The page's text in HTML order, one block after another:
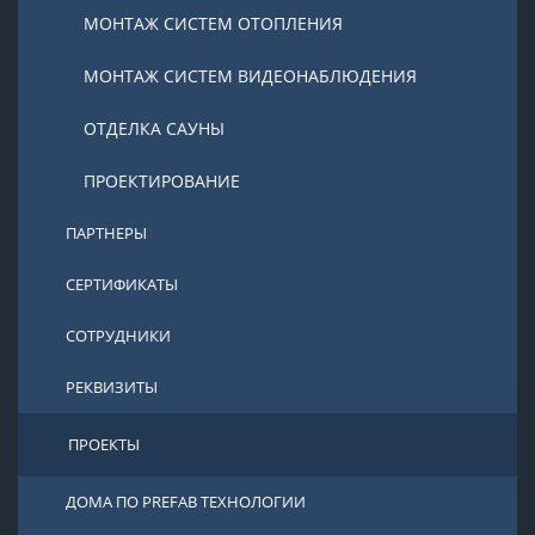
МОНТАЖ СИСТЕМ ОТОПЛЕНИЯ
МОНТАЖ СИСТЕМ ВИДЕОНАБЛЮДЕНИЯ
ОТДЕЛКА САУНЫ
ПРОЕКТИРОВАНИЕ
ПАРТНЕРЫ
СЕРТИФИКАТЫ
СОТРУДНИКИ
РЕКВИЗИТЫ
ПРОЕКТЫ
ДОМА ПО PREFAB ТЕХНОЛОГИИ